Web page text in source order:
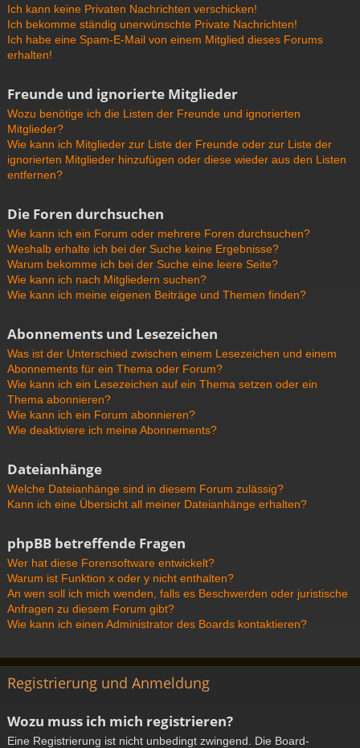
Ich kann keine Privaten Nachrichten verschicken!
Ich bekomme ständig unerwünschte Private Nachrichten!
Ich habe eine Spam-E-Mail von einem Mitglied dieses Forums
erhalten!
Freunde und ignorierte Mitglieder
Wozu benötige ich die Listen der Freunde und ignorierten
Mitglieder?
Wie kann ich Mitglieder zur Liste der Freunde oder zur Liste der
ignorierten Mitglieder hinzufügen oder diese wieder aus den Listen
entfernen?
Die Foren durchsuchen
Wie kann ich ein Forum oder mehrere Foren durchsuchen?
Weshalb erhalte ich bei der Suche keine Ergebnisse?
Warum bekomme ich bei der Suche eine leere Seite?
Wie kann ich nach Mitgliedern suchen?
Wie kann ich meine eigenen Beiträge und Themen finden?
Abonnements und Lesezeichen
Was ist der Unterschied zwischen einem Lesezeichen und einem
Abonnements für ein Thema oder Forum?
Wie kann ich ein Lesezeichen auf ein Thema setzen oder ein
Thema abonnieren?
Wie kann ich ein Forum abonnieren?
Wie deaktiviere ich meine Abonnements?
Dateianhänge
Welche Dateianhänge sind in diesem Forum zulässig?
Kann ich eine Übersicht all meiner Dateianhänge erhalten?
phpBB betreffende Fragen
Wer hat diese Forensoftware entwickelt?
Warum ist Funktion x oder y nicht enthalten?
An wen soll ich mich wenden, falls es Beschwerden oder juristische
Anfragen zu diesem Forum gibt?
Wie kann ich einen Administrator des Boards kontaktieren?
Registrierung und Anmeldung
Wozu muss ich mich registrieren?
Eine Registrierung ist nicht unbedingt zwingend. Die Board-